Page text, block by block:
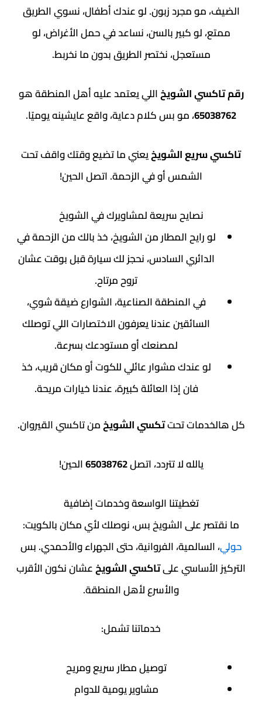
مو مجرد زبون. لو عندك أطفال، نسوي الطريق
لو كبير بالسن، نساعد في حمل الأغراض، لو
مستعجل، نختصر الطريق بدون ما نخربط.
الشويخاللي يعتمد عليه أهل المنطقة هو
، مو بس كلام دعاية، واقع عايشينه يوميًا.
الشويخيعني ما تضيع وقتك واقف تحت
الشمس أو في الزحمة. اتصل الحين!
نصايح سريعة لمشاويرك في الشويخ
رايح المطار من الشويخ، خذ بالك من الزحمة في
السادس، نحجز لك سيارة قبل بوقت عشان
في المنطقة الصناعية، الشوارع ضيقة شوي،
السائقين عندنا يعرفون الاختصارات اللي توصلك
لمصنعك أو مستودعك بسرعة.
لو عندك مشوار عائلي للكوت أو مكان قريب، خذ
فان إذا العائلة كبيرة، عندنا خيارات مريحة.
تحتتكسي الشويخمن تاكسي القيروان.
يالله لا تتردد، اتصل65038762الحين!
تغطيتنا الواسعة وخدمات إضافية
على الشويخ بس، نوصلك لأي مكان بالكويت:
الفروانية، حتى الجهراء والأحمدي. بس
علىتاكسي الشويخعشان نكون الأقرب
والأسرع لأهل المنطقة.
خدماتنا تشمل:
توصيل مطار سريع ومريح
مشاوير يومية للدوام